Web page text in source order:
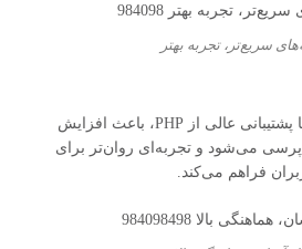
سریع‌تر، تجربه بهتر
وب‌سرور LiteSpeed با پشتیبانی عالی از PHP، باعث افزایش
می‌شود و تجربه‌ای روان‌تر برای
فراهم می‌کند.